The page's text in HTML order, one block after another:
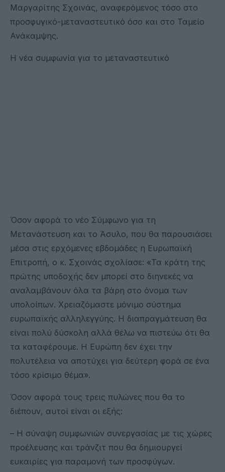
Μαργαρίτης Σχοινάς, αναφερόμενος τόσο στο
προσφυγικό-μεταναστευτικό όσο και στο Ταμείο
Ανάκαμψης.
Η νέα συμφωνία για το μεταναστευτικό
Όσον αφορά το νέο Σύμφωνο για τη
Μετανάστευση και το Άσυλο, που θα παρουσιάσει
μέσα στις ερχόμενες εβδομάδες η Ευρωπαϊκή
Επιτροπή, ο κ. Σχοινάς σχολίασε: «Τα κράτη της
πρώτης υποδοχής δεν μπορεί στο διηνεκές να
αναλαμβάνουν όλα τα βάρη στο όνομα των
υπολοίπων. Χρειαζόμαστε μόνιμο σύστημα
ευρωπαϊκής αλληλεγγύης. Η διαπραγμάτευση θα
είναι πολύ δύσκολη αλλά θέλω να πιστεύω ότι θα
τα καταφέρουμε. Η Ευρώπη δεν έχει την
πολυτέλεια να αποτύχει για δεύτερη φορά σε ένα
τόσο κρίσιμο θέμα».
Όσον αφορά τους τρεις πυλώνες που θα το
διέπουν, αυτοί είναι οι εξής:
– Η σύναψη συμφωνιών συνεργασίας με τις χώρες
προέλευσης και τράνζιτ που θα δημιουργεί
ευκαιρίες για παραμονή των προσφύγων.